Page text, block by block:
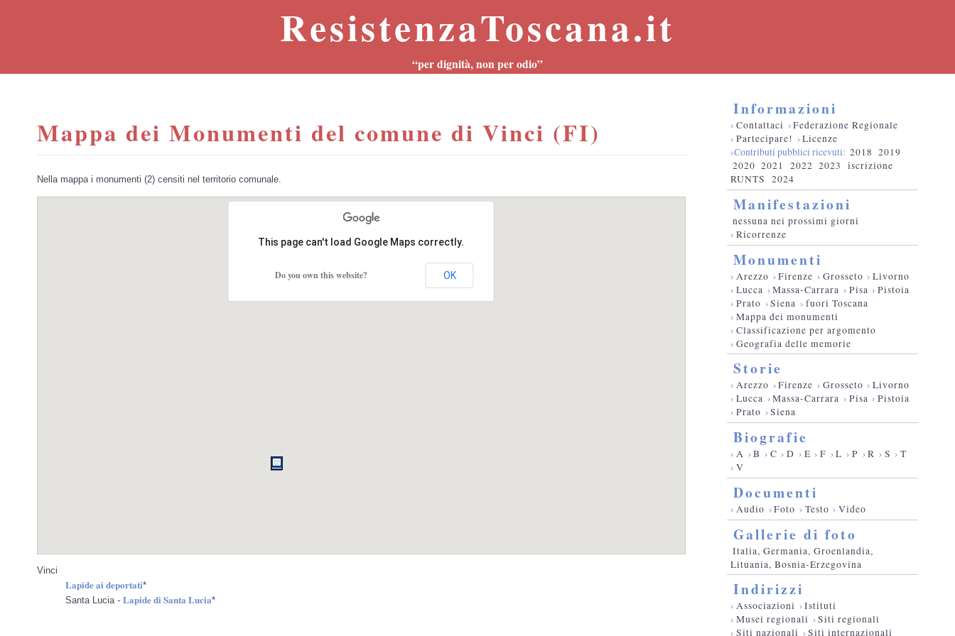
ResistenzaToscana.it
“per dignità, non per odio”
Mappa dei Monumenti del comune di Vinci (FI)
Nella mappa i monumenti (2) censiti nel territorio comunale.
This page can't load Google Maps correctly.
Do you own this website? OK
Vinci
Lapide ai deportati*
Santa Lucia - Lapide di Santa Lucia*
Informazioni
› Contattaci ›Federazione Regionale
› Partecipare! ›Licenze
›Contributi pubblici ricevuti: 2018 2019
2020 2021 2022 2023
iscrizione
RUNTS
2024
Manifestazioni
nessuna nei prossimi giorni
› Ricorrenze
Monumenti
› Arezzo ›Firenze › Grosseto › Livorno
› Lucca ›Massa-Carrara › Pisa › Pistoia
› Prato ›Siena › fuori Toscana
› Mappa dei monumenti
› Classificazione per argomento
› Geografia delle memorie
Storie
› Arezzo ›Firenze › Grosseto › Livorno
› Lucca ›Massa-Carrara › Pisa › Pistoia
› Prato ›Siena
Biografie
› A ›B › C › D › E › F ›L › P ›R › S › T
› V
Documenti
› Audio ›Foto › Testo › Video
Gallerie di foto
Italia, Germania, Groenlandia,
Lituania, Bosnia-Erzegovina
Indirizzi
› Associazioni ›Istituti
› Musei regionali ›Siti regionali
› Siti nazionali ›Siti internazionali